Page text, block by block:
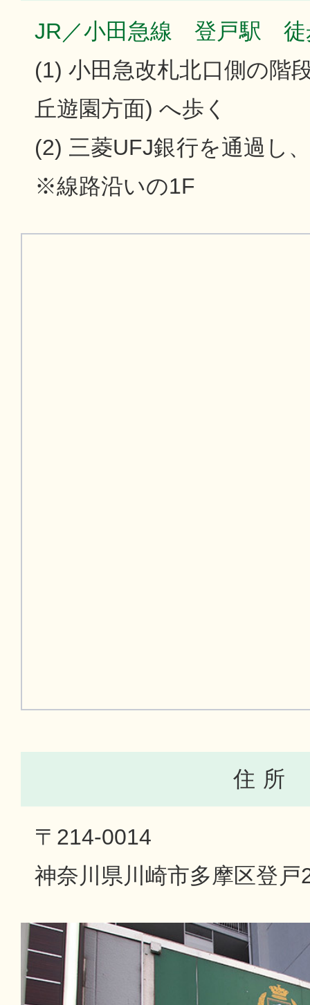
JR／小田急線 登戸駅 徒
(1) 小田急改札北口側の階
丘遊園方面) へ歩く
(2) 三菱UFJ銀行を通過し
※線路沿いの1F
住 所
〒214-0014
神奈川県川崎市多摩区登戸